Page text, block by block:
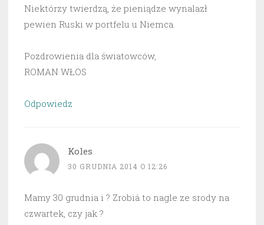
Niektórzy twierdzą, że pieniądze wynalazł
pewien Ruski w portfelu u Niemca.
Pozdrowienia dla światowców,
ROMAN WŁOS
Odpowiedz
Koles
30 GRUDNIA 2014 O 12:26
Mamy 30 grudnia i ? Zrobiá to nagle ze srody na
czwartek, czy jak ?